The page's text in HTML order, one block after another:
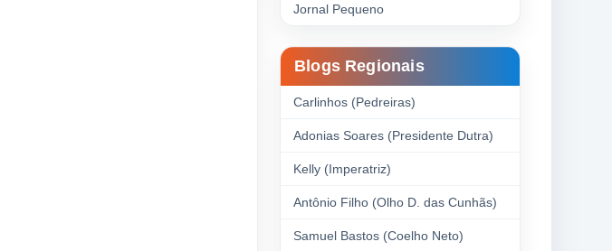
Jornal Pequeno
Blogs Regionais
Carlinhos (Pedreiras)
Adonias Soares (Presidente Dutra)
Kelly (Imperatriz)
Antônio Filho (Olho D. das Cunhãs)
Samuel Bastos (Coelho Neto)